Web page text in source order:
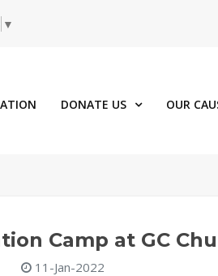
▼
DONATE US OUR
Camp at GC
11-Jan-2022